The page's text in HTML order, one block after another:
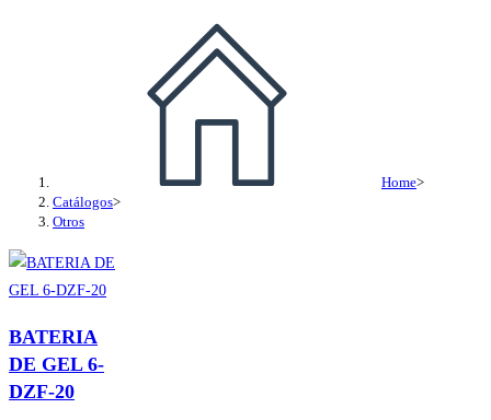
Home>
Catálogos>
Otros
BATERIA
DE GEL 6-
DZF-20